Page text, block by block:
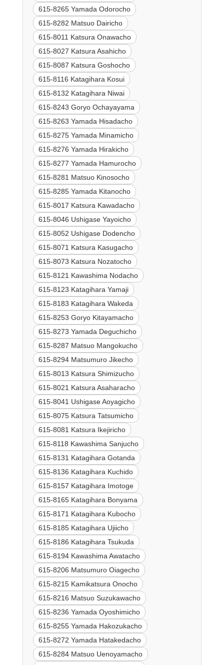
615-8265 Yamada Odorocho
615-8282 Matsuo Dairicho
615-8011 Katsura Onawacho
615-8027 Katsura Asahicho
615-8087 Katsura Goshocho
615-8116 Katagihara Kosui
615-8132 Katagihara Niwai
615-8243 Goryo Ochayayama
615-8263 Yamada Hisadacho
615-8275 Yamada Minamicho
615-8276 Yamada Hirakicho
615-8277 Yamada Hamurocho
615-8281 Matsuo Kinosocho
615-8285 Yamada Kitanocho
615-8017 Katsura Kawadacho
615-8046 Ushigase Yayoicho
615-8052 Ushigase Dodencho
615-8071 Katsura Kasugacho
615-8073 Katsura Nozatocho
615-8121 Kawashima Nodacho
615-8123 Katagihara Yamaji
615-8183 Katagihara Wakeda
615-8253 Goryo Kitayamacho
615-8273 Yamada Deguchicho
615-8287 Matsuo Mangokucho
615-8294 Matsumuro Jikecho
615-8013 Katsura Shimizucho
615-8021 Katsura Asaharacho
615-8041 Ushigase Aoyagicho
615-8075 Katsura Tatsumicho
615-8081 Katsura Ikejiricho
615-8118 Kawashima Sanjucho
615-8131 Katagihara Gotanda
615-8136 Katagihara Kuchido
615-8157 Katagihara Imotoge
615-8165 Katagihara Bonyama
615-8171 Katagihara Kubocho
615-8185 Katagihara Ujiicho
615-8186 Katagihara Tsukuda
615-8194 Kawashima Awatacho
615-8206 Matsumuro Oiagecho
615-8215 Kamikatsura Onocho
615-8216 Matsuo Suzukawacho
615-8236 Yamada Oyoshimicho
615-8255 Yamada Hakozukacho
615-8272 Yamada Hatakedacho
615-8284 Matsuo Uenoyamacho